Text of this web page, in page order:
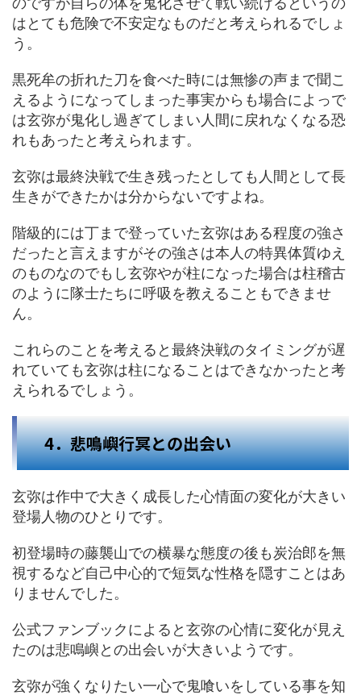
はとても危険で不安定なものだと考えられるでしょ
う。
黒死牟の折れた刀を食べた時には無惨の声まで聞こ
えるようになってしまった事実からも場合によっで
は玄弥が鬼化し過ぎてしまい人間に戻れなくなる恐
れもあったと考えられます。
玄弥は最終決戦で生き残ったとしても人間として長
生きができたかは分からないですよね。
階級的には丁まで登っていた玄弥はある程度の強さ
だったと言えますがその強さは本人の特異体質ゆえ
のものなのでもし玄弥やが柱になった場合は柱稽古
のように隊士たちに呼吸を教えることもできませ
ん。
これらのことを考えると最終決戦のタイミングが遅
れていても玄弥は柱になることはできなかったと考
えられるでしょう。
4．悲鳴嶼行冥との出会い
玄弥は作中で大きく成長した心情面の変化が大きい
登場人物のひとりです。
初登場時の藤襲山での横暴な態度の後も炭治郎を無
視するなど自己中心的で短気な性格を隠すことはあ
りませんでした。
公式ファンブックによると玄弥の心情に変化が見え
たのは悲鳴嶼との出会いが大きいようです。
玄弥が強くなりたい一心で鬼喰いをしている事を知